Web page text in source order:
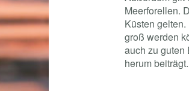
Meerforellen.
Küsten
groß werden
auch zu guten
herum beiträgt.